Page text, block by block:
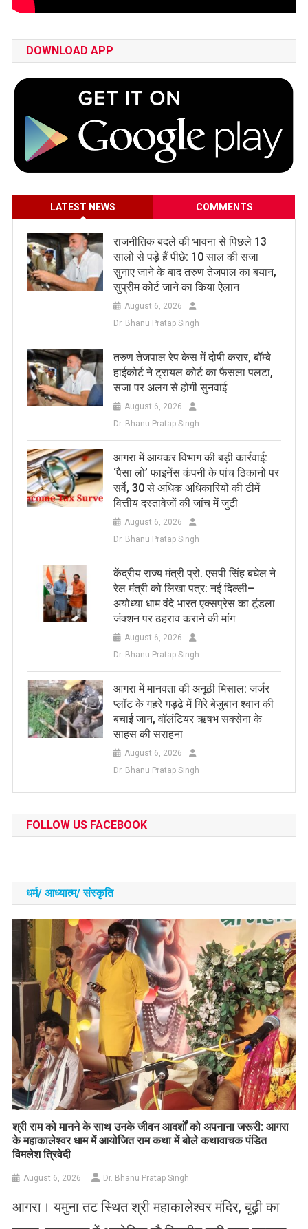
DOWNLOAD APP
LATEST NEWS COMMENTS
राजनीतिक बदले की भावना से पिछले 13
सालों से पड़े हैं पीछे: 10 साल की सजा
सुनाए जाने के बाद तरुण तेजपाल का बयान,
सुप्रीम कोर्ट जाने का किया ऐलान
August 6, 2026
Dr. Bhanu Pratap Singh
तरुण तेजपाल रेप केस में दोषी करार, बॉम्बे
हाईकोर्ट ने ट्रायल कोर्ट का फैसला पलटा,
सजा पर अलग से होगी सुनवाई
August 6, 2026
Dr. Bhanu Pratap Singh
आगरा में आयकर विभाग की बड़ी कार्रवाई:
‘पैसा लो’ फाइनेंस कंपनी के पांच ठिकानों पर
सर्वे, 30 से अधिक अधिकारियों की टीमें
वित्तीय दस्तावेजों की जांच में जुटी
August 6, 2026
Dr. Bhanu Pratap Singh
केंद्रीय राज्य मंत्री प्रो. एसपी सिंह बघेल ने
रेल मंत्री को लिखा पत्र: नई दिल्ली–
अयोध्या धाम वंदे भारत एक्सप्रेस का टूंडला
जंक्शन पर ठहराव कराने की मांग
August 6, 2026
Dr. Bhanu Pratap Singh
आगरा में मानवता की अनूठी मिसाल: जर्जर
प्लॉट के गहरे गड्ढे में गिरे बेजुबान श्वान की
बचाई जान, वॉलंटियर ऋषभ सक्सेना के
साहस की सराहना
August 6, 2026
Dr. Bhanu Pratap Singh
FOLLOW US FACEBOOK
धर्म/ आध्‍यात्‍म/ संस्‍कृति
​श्री राम को मानने के साथ उनके जीवन आदर्शों को अपनाना जरूरी: आगरा
के महाकालेश्वर धाम में आयोजित राम कथा में बोले कथावाचक पंडित
विमलेश त्रिवेदी
August 6, 2026 Dr. Bhanu Pratap Singh
आगरा। यमुना तट स्थित श्री महाकालेश्वर मंदिर, बूढ़ी का